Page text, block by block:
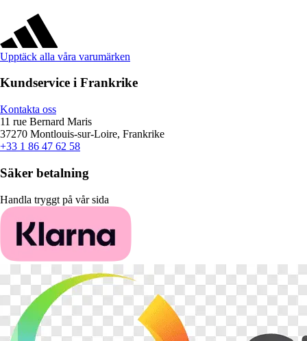
Upptäck alla våra varumärken
Kundservice i Frankrike
Kontakta oss
11 rue Bernard Maris
37270 Montlouis-sur-Loire, Frankrike
+33 1 86 47 62 58
Säker betalning
Handla tryggt på vår sida